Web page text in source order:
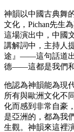
神韻以中國古典舞
文化，Pichan先生
這場演出中，中國
講解詞中，主持人
途』——這句話道出
德——這都是我們和
他認為神韻能為現
所有與歐洲文化不
化而感到非常自豪
是亞洲的，都為我
生觀。神韻來這裡